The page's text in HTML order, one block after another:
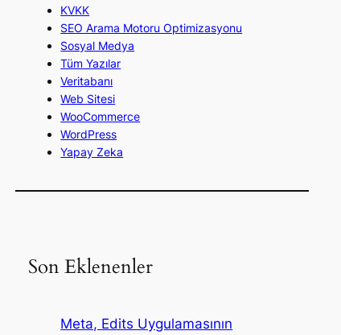
KVKK
SEO Arama Motoru Optimizasyonu
Sosyal Medya
Tüm Yazılar
Veritabanı
Web Sitesi
WooCommerce
WordPress
Yapay Zeka
Son Eklenenler
Meta, Edits Uygulamasının